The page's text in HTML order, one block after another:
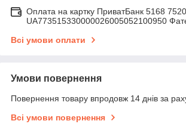
Оплата на картку ПриватБанк 5168
UA773515330000026005052100950
Всі умови оплати
Умови повернення
Повернення товару впродовж 14 днів за
Всі умови повернення